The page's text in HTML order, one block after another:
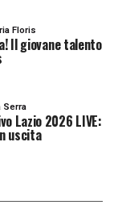
Floris
Il giovane talento
Serra
Lazio 2026 LIVE:
uscita